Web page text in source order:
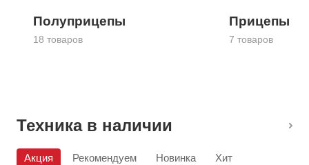
Полуприцепы
18 товаров
Прицепы
7 товаров
Техника в наличии
Акция Рекомендуем Новинка Хит